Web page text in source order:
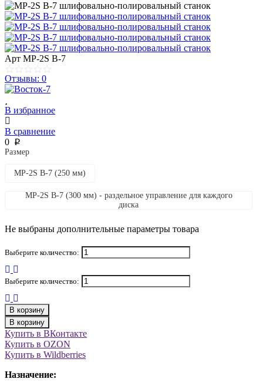
Арт MP-2S В-7
Отзывы: 0
В избранное
В сравнение
0 p
Размер
MP-2S В-7 (250 мм)
MP-2S В-7 (300 мм) - раздельное управление для каждого
диска
Не выбраны дополнительные параметры товара
Выберите количество:
Выберите количество:
В корзину
В корзину
Купить в ВКонтакте
Купить в OZON
Купить в Wildberries
Назначение: